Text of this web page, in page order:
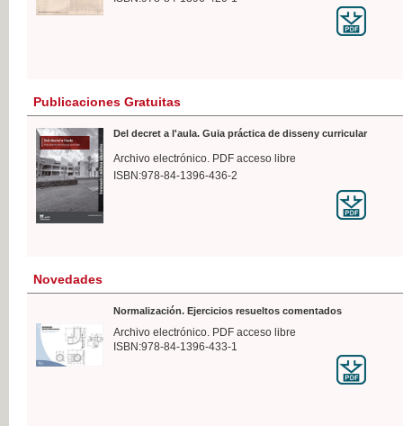
Publicaciones Gratuitas
Del decret a l'aula. Guia práctica de disseny curricular
Archivo electrónico. PDF acceso libre
ISBN:978-84-1396-436-2
Novedades
Normalización. Ejercicios resueltos comentados
Archivo electrónico. PDF acceso libre
ISBN:978-84-1396-433-1